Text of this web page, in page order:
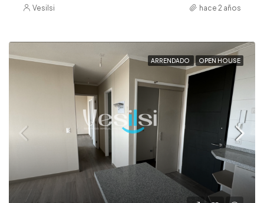
Vesilsi hace 2 años
ARRENDADO OPEN HOUSE